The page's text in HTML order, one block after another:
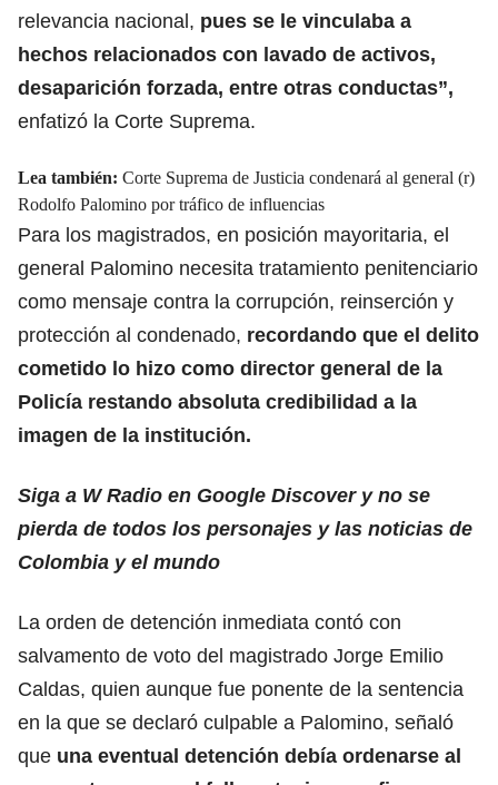
relevancia nacional, pues se le vinculaba a
hechos relacionados con lavado de activos,
desaparición forzada, entre otras conductas”,
enfatizó la Corte Suprema.
Lea también: Corte Suprema de Justicia condenará al general (r)
Rodolfo Palomino por tráfico de influencias
Para los magistrados, en posición mayoritaria, el
general Palomino necesita tratamiento penitenciario
como mensaje contra la corrupción, reinserción y
protección al condenado, recordando que el delito
cometido lo hizo como director general de la
Policía restando absoluta credibilidad a la
imagen de la institución.
Siga a W Radio en Google Discover y no se
pierda de todos los personajes y las noticias de
Colombia y el mundo
La orden de detención inmediata contó con
salvamento de voto del magistrado Jorge Emilio
Caldas, quien aunque fue ponente de la sentencia
en la que se declaró culpable a Palomino, señaló
que una eventual detención debía ordenarse al